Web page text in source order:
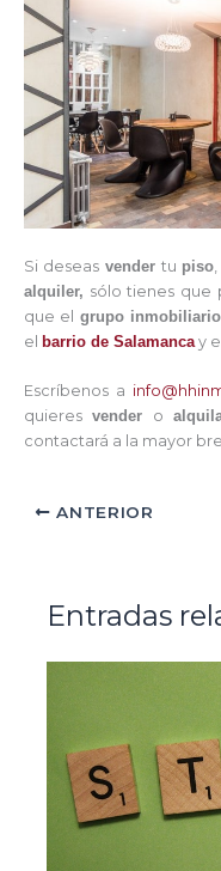
Si deseas vendertu piso
alquiler, sólo tienes
que el grupo inmobiliario
el barrio de Salamancay
Escríbenos a
quieresvender o
contactará a la mayor
ANTERIOR
Entradas